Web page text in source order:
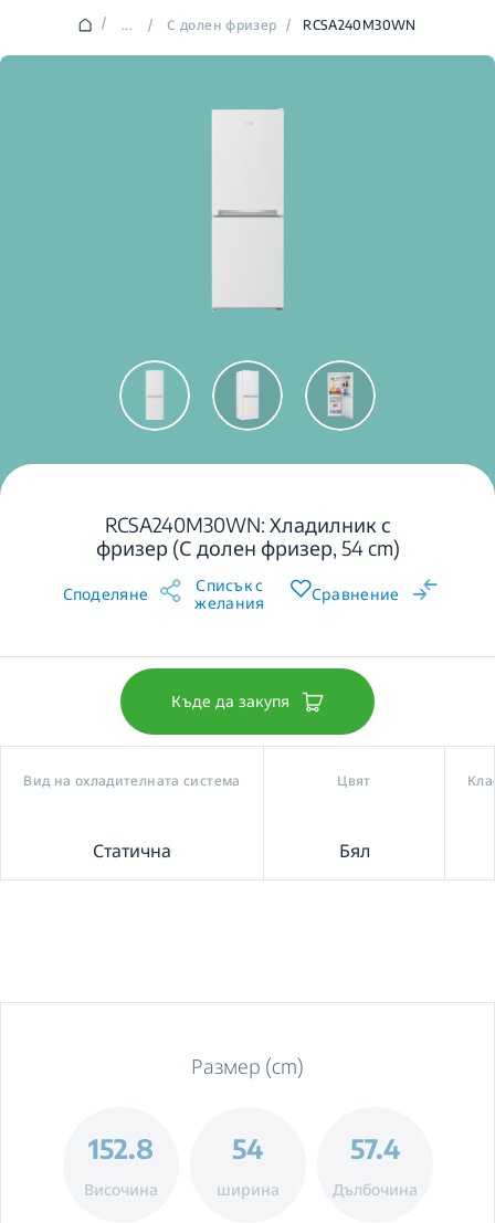
/ ... / С долен фризер / RCSA240M30WN
RCSA240M30WN: Хладилник с
фризер (С долен фризер, 54 cm)
Споделяне
Списък с
желания
Сравнение
Къде да закупя
Вид на охладителната система
Статична
Цвят
Бял
Размер (cm)
152.8
Височина
54
ширина
57.4
Дълбочина